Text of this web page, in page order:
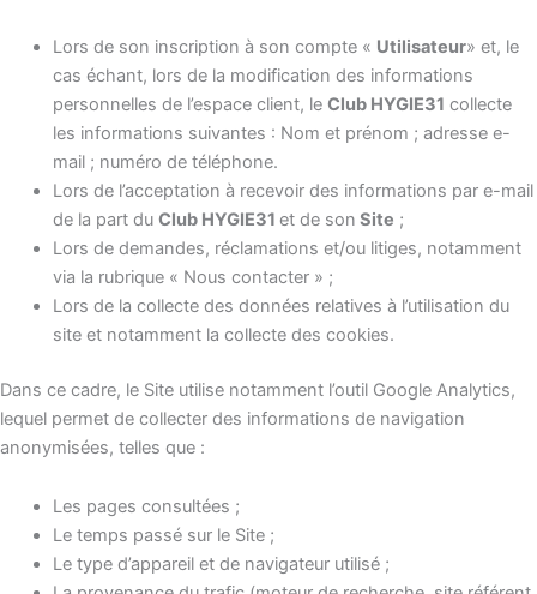
Lors de son inscription à son compte « Utilisateur» et, le
cas échant, lors de la modification des informations
personnelles de l’espace client, le Club HYGIE31 collecte
les informations suivantes : Nom et prénom ; adresse e-
mail ; numéro de téléphone.
Lors de l’acceptation à recevoir des informations par e-mail
de la part du Club HYGIE31 et de son Site ;
Lors de demandes, réclamations et/ou litiges, notamment
via la rubrique « Nous contacter » ;
Lors de la collecte des données relatives à l’utilisation du
site et notamment la collecte des cookies.
Dans ce cadre, le Site utilise notamment l’outil Google Analytics,
lequel permet de collecter des informations de navigation
anonymisées, telles que :
Les pages consultées ;
Le temps passé sur le Site ;
Le type d’appareil et de navigateur utilisé ;